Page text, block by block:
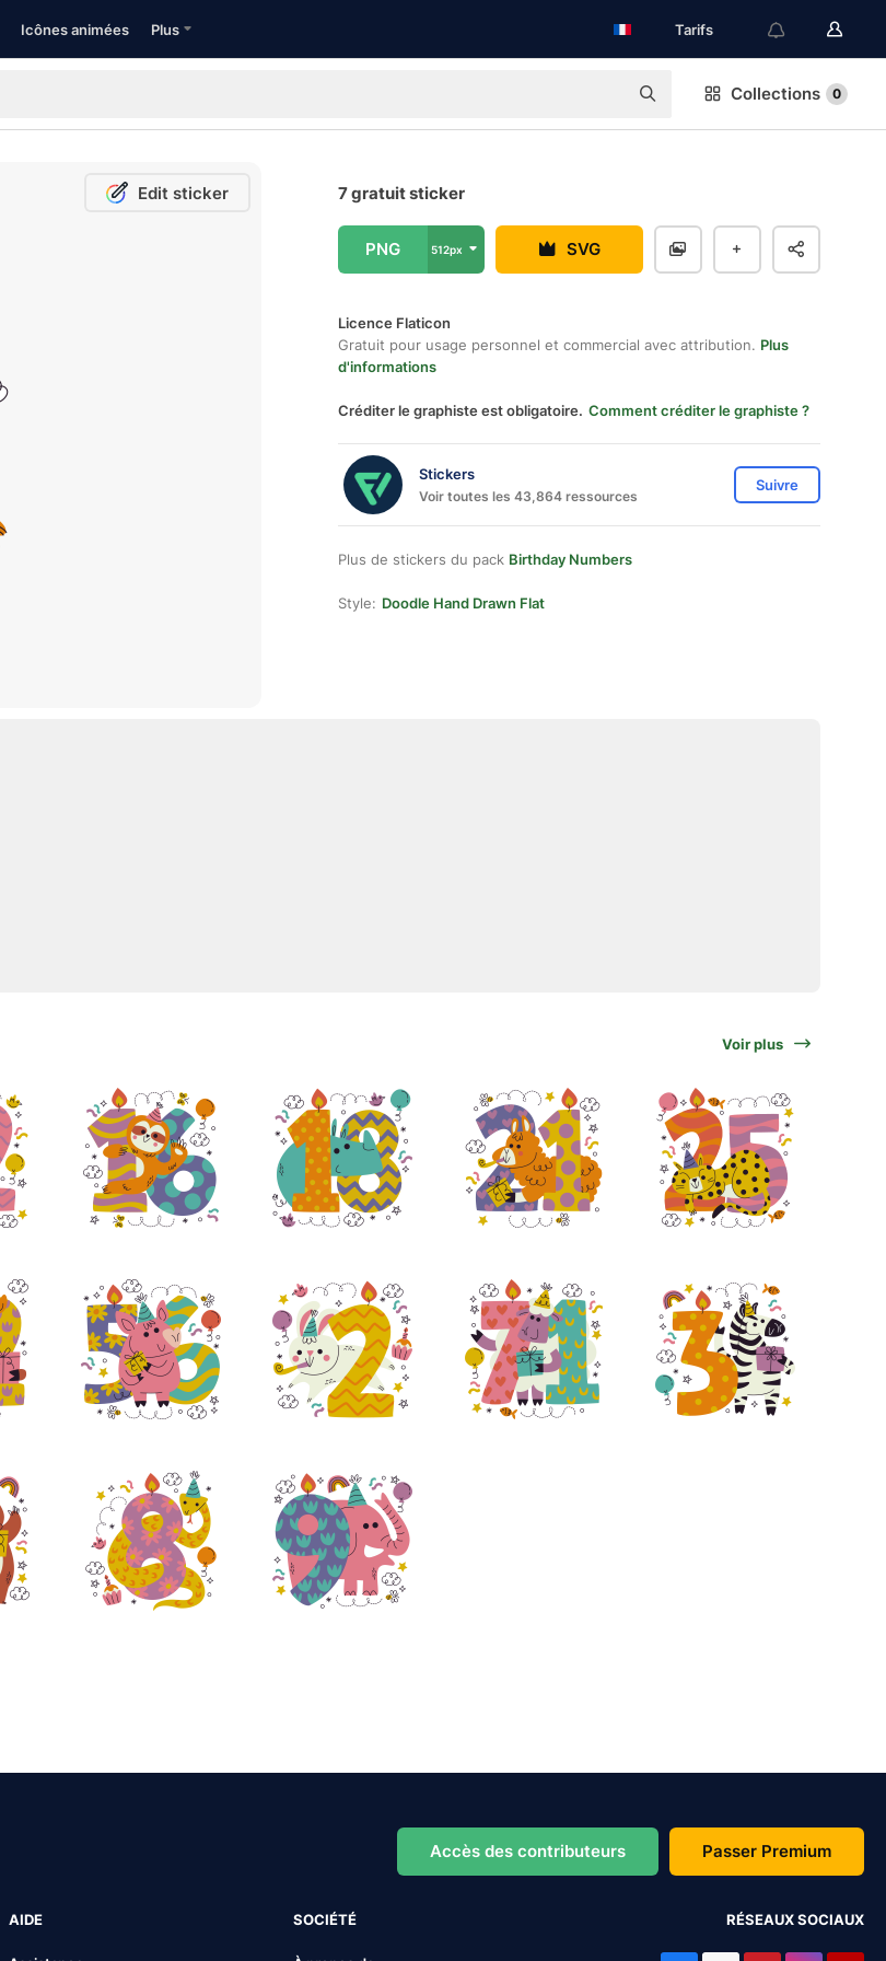
Icônes animées Plus Tarifs
Collections 0
Edit sticker 7 gratuit sticker
PNG 512px SVG
Licence Flaticon
Gratuit pour usage personnel et commercial avec attribution. Plus
d'informations
Créditer le graphiste est obligatoire. Comment créditer le graphiste ?
Stickers
Voir toutes les 43,864 ressources
Suivre
Plus de stickers du pack Birthday Numbers
Style: Doodle Hand Drawn Flat
Voir plus
Accès des contributeurs Passer Premium
AIDE SOCIÉTÉ RÉSEAUX SOCIAUX